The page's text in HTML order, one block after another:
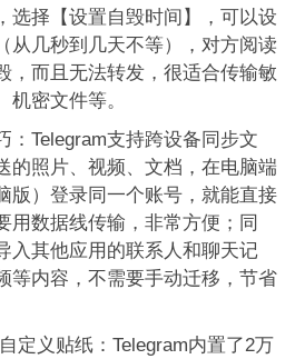
选择【设置自毁时间】，可以设
从几秒到几天不等），对方阅读
，而且无法转发，很适合传输敏
机密文件等。
：Telegram支持跨设备同步文
的照片、视频、文档，在电脑端
版）登录同一个账号，就能直接
用数据线传输，非常方便；同
入其他应用的联系人和聊天记
等内容，不需要手动迁移，节省
定义贴纸：Telegram内置了2万